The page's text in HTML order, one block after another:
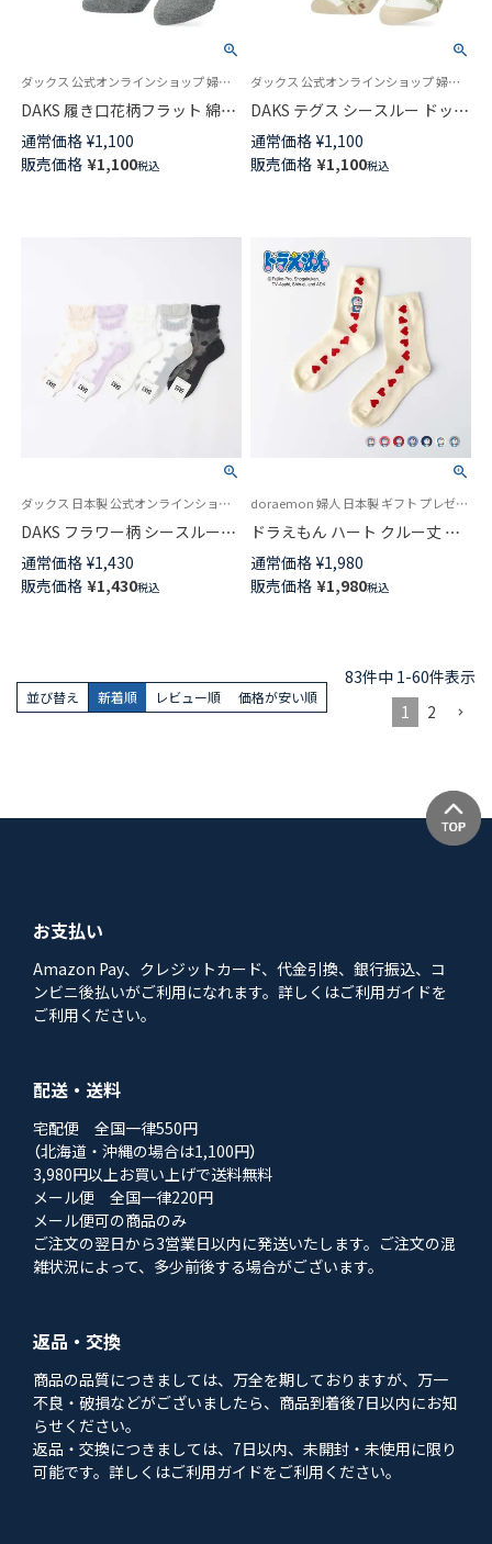
ダックス 公式オンラインショップ 婦人 靴下
DAKS 履き口花柄フラット 綿混
足底滑り止め付き 日本製 クル
ー丈 ソックス レディース
03367365
通常価格 ¥1,100
販売価格 ¥1,100税込
ダックス 公式オンラインショップ 婦人 靴下
DAKS テグス シースルー ドット
フラワー柄 クルー丈 ソックス
レディース 03367319
通常価格 ¥1,100
販売価格 ¥1,100税込
ダックス 日本製 公式オンラインショップ 婦人 靴下
DAKS フラワー柄 シースルーソ
ックス つま先フラット レーヨ
ンシルク混 テグス クルー丈 レ
ディース 03367028
通常価格 ¥1,430
販売価格 ¥1,430税込
doraemon 婦人 日本製 ギフト プレゼント 無料ラッピング
ドラえもん ハート クルー丈 カ
ジュアル ソックス レディース
03297115
通常価格 ¥1,980
販売価格 ¥1,980税込
並び替え 新着順 レビュー順 価格が安い順
83件中 1-60件表示
1
2
お支払い
Amazon Pay、クレジットカード、代金引換、銀行振込、コ
ンビニ後払いがご利用になれます。詳しくはご利用ガイドを
ご利用ください。
配送・送料
宅配便 全国一律550円
（北海道・沖縄の場合は1,100円）
3,980円以上お買い上げで送料無料
メール便 全国一律220円
メール便可の商品のみ
ご注文の翌日から3営業日以内に発送いたします。ご注文の混
雑状況によって、多少前後する場合がございます。
返品・交換
商品の品質につきましては、万全を期しておりますが、万一
不良・破損などがございましたら、商品到着後7日以内にお知
らせください。
返品・交換につきましては、7日以内、未開封・未使用に限り
可能です。詳しくはご利用ガイドをご利用ください。